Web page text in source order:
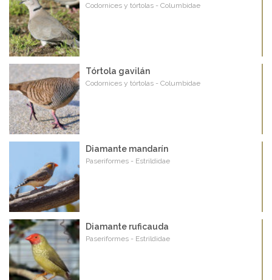
Codornices y tórtolas - Columbidae
Tórtola gavilán
Codornices y tórtolas - Columbidae
Diamante mandarín
Paseriformes - Estrildidae
Diamante ruficauda
Paseriformes - Estrildidae